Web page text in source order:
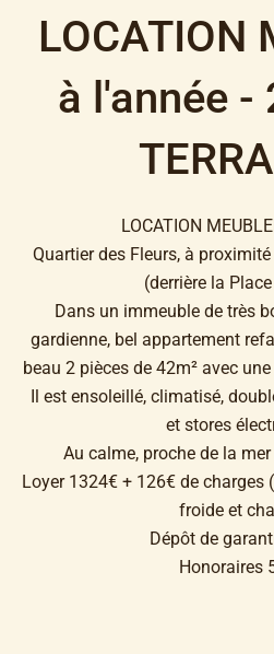
LOCATION
à l'année -
LOCATION
Quartier des Fleurs, à
(derrière la
Dans un immeuble de très
gardienne, bel appartement
beau 2 pièces de 42m² avec
Il est ensoleillé, climatisé,
et stores
Au calme, proche de la
Loyer 1324€ + 126€ de
froide et
Dépôt de
Honoraires